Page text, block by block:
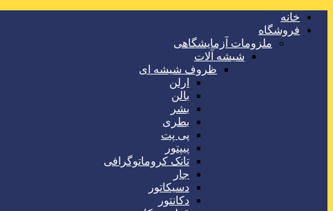
خانه
فروشگاه
ملزومات آزمایشگاهی
شیشه آلات
ظروف شیشه ای
ارلن
بالن
بشر
بطری
پی پت
پیپتور
تانک کروماتوگرافی
جار
دسیکاتور
دکانتور